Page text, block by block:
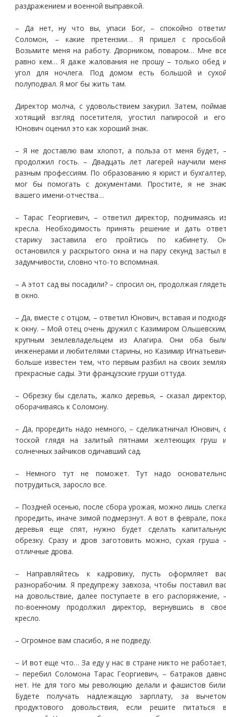
раздражением и военной выправкой.
– Да нет, ну что вы, упаси Бог, – спокойно
Соломон, – какие претензии… Я пришел с
Возьмите меня на работу. Дворником, поваром… Мне
равно кем… Я даже жалования не прошу – только обед
угол для ночлега. Под домом есть большой и
полуподвал. Я мог бы жить там.
Директор молча, с удовольствием закурил. Затем,
хотящий взгляд посетителя, угостил папиросой и
Юнович оценил это как хороший знак.
– Я не доставлю вам хлопот, а польза от меня будет,
продолжил гость. – Двадцать лет лагерей научили
разным профессиям. По образованию я юрист и
мог бы помогать с документами. Простите, я не
вашего имени-отчества…
– Тарас Георгиевич, – ответил директор, поднимаясь
кресла. Необходимость принять решение и дать
старику заставила его пройтись по кабинету.
остановился у раскрытого окна и на пару секунд застыл
задумчивости, словно что-то вспоминая.
– А этот сад вы посадили? – спросил он, продолжая
в окно.
– Да, вместе с отцом, – ответил Юнович, вставая и
к окну. – Мой отец очень дружил с Казимиром
крупным землевладельцем из Алагира. Они оба
инженерами и любителями старины, но Казимир
больше известен тем, что первым разбил на своих
прекрасные сады. Эти французские груши оттуда.
– Обрезку бы сделать, жалко деревья, – сказал
оборачиваясь к Соломону.
– Да, проредить надо немного, – сделикатничал Юнович,
тоской глядя на залитый пятнами желтеющих груш
солнечных зайчиков одичавший сад.
– Немного тут не поможет. Тут надо
потрудиться, заросло все.
– Поздней осенью, после сбора урожая, можно лишь
проредить, иначе зимой подмерзнут. А вот в феврале,
деревья еще спят, нужно будет сделать
обрезку. Сразу и дров заготовить можно, сухая груша
отличные дрова.
– Направляйтесь к кадровику, пусть оформляет
разнорабочим. Я предупрежу завхоза, чтобы поставил
на довольствие, далее поступаете в его распоряжение,
по-военному продолжил директор, вернувшись в
кресло.
– Огромное вам спасибо, я не подведу.
– И вот еще что… За еду у нас в стране никто не
– перебил Соломона Тарас Георгиевич, – батраков
нет. Не для того мы революцию делали и фашистов
Будете получать надлежащую зарплату, за
продуктового довольствия, если решите питаться